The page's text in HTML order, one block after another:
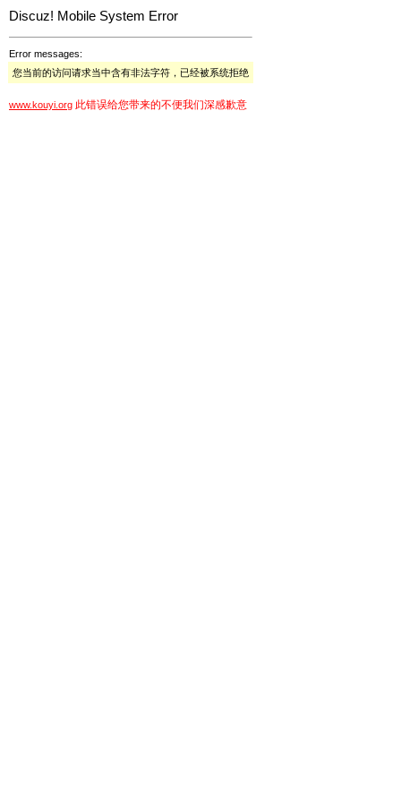
Discuz! Mobile System Error
Error messages:
您当前的访问请求当中含有非法字符，已经被系统拒绝
www.kouyi.org 此错误给您带来的不便我们深感歉意